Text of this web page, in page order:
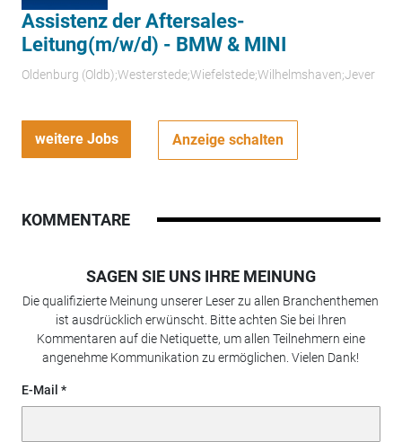
Assistenz der Aftersales-
Leitung(m/w/d) - BMW & MINI
Oldenburg (Oldb);Westerstede;Wiefelstede;Wilhelmshaven;Jever
weitere Jobs Anzeige schalten
KOMMENTARE
SAGEN SIE UNS IHRE MEINUNG
Die qualifizierte Meinung unserer Leser zu allen Branchenthemen
ist ausdrücklich erwünscht. Bitte achten Sie bei Ihren
Kommentaren auf die Netiquette, um allen Teilnehmern eine
angenehme Kommunikation zu ermöglichen. Vielen Dank!
E-Mail